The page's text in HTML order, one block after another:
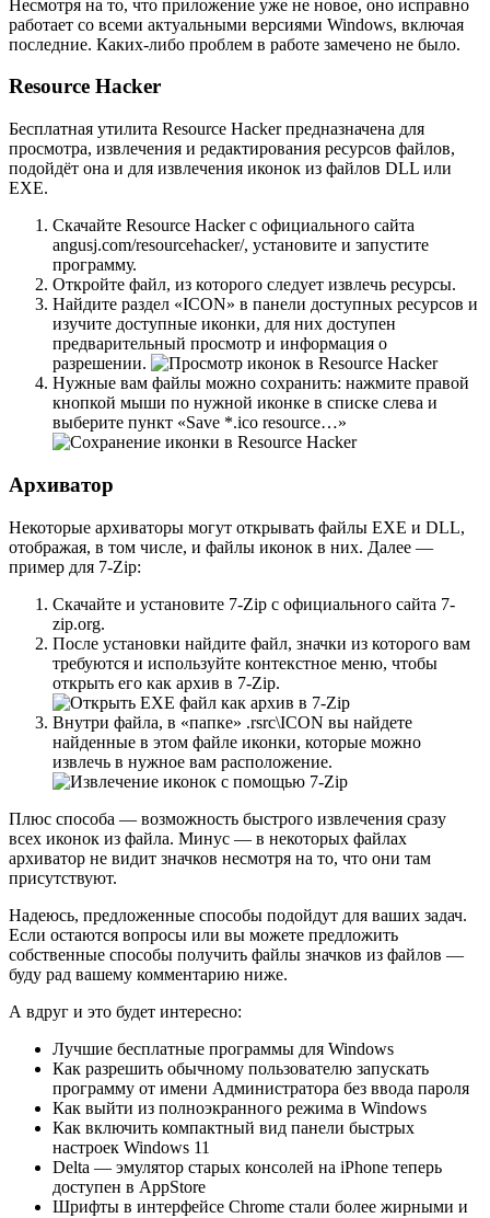
Несмотря на то, что приложение уже не новое, оно исправно
работает со всеми актуальными версиями Windows, включая
последние. Каких-либо проблем в работе замечено не было.
Resource Hacker
Бесплатная утилита Resource Hacker предназначена для
просмотра, извлечения и редактирования ресурсов файлов,
подойдёт она и для извлечения иконок из файлов DLL или
EXE.
Скачайте Resource Hacker с официального сайта
angusj.com/resourcehacker/, установите и запустите
программу.
Откройте файл, из которого следует извлечь ресурсы.
Найдите раздел «ICON» в панели доступных ресурсов и
изучите доступные иконки, для них доступен
предварительный просмотр и информация о
разрешении.
Нужные вам файлы можно сохранить: нажмите правой
кнопкой мыши по нужной иконке в списке слева и
выберите пункт «Save *.ico resource…»
Архиватор
Некоторые архиваторы могут открывать файлы EXE и DLL,
отображая, в том числе, и файлы иконок в них. Далее —
пример для 7-Zip:
Скачайте и установите 7-Zip с официального сайта 7-
zip.org.
После установки найдите файл, значки из которого вам
требуются и используйте контекстное меню, чтобы
открыть его как архив в 7-Zip.
Внутри файла, в «папке» .rsrc\ICON вы найдете
найденные в этом файле иконки, которые можно
извлечь в нужное вам расположение.
Плюс способа — возможность быстрого извлечения сразу
всех иконок из файла. Минус — в некоторых файлах
архиватор не видит значков несмотря на то, что они там
присутствуют.
Надеюсь, предложенные способы подойдут для ваших задач.
Если остаются вопросы или вы можете предложить
собственные способы получить файлы значков из файлов —
буду рад вашему комментарию ниже.
А вдруг и это будет интересно:
Лучшие бесплатные программы для Windows
Как разрешить обычному пользователю запускать
программу от имени Администратора без ввода пароля
Как выйти из полноэкранного режима в Windows
Как включить компактный вид панели быстрых
настроек Windows 11
Delta — эмулятор старых консолей на iPhone теперь
доступен в AppStore
Шрифты в интерфейсе Chrome стали более жирными и